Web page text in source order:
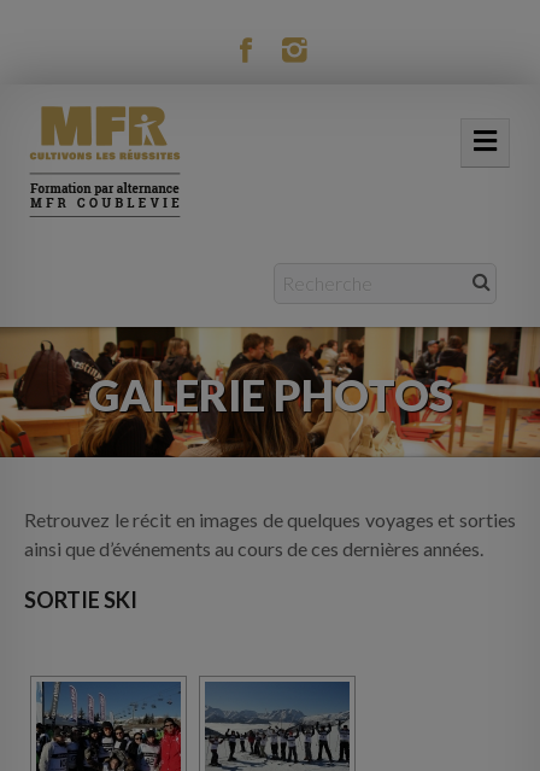
FORMATIONS
ACTUALITÉS
VIE RÉSIDENTIELLE
MOBILITÉ
INFOS PRATIQUES
CONTACT
GALERIE PHOTOS
Retrouvez le récit en images de quelques voyages et sorties
ainsi que d’événements au cours de ces dernières années.
SORTIE SKI